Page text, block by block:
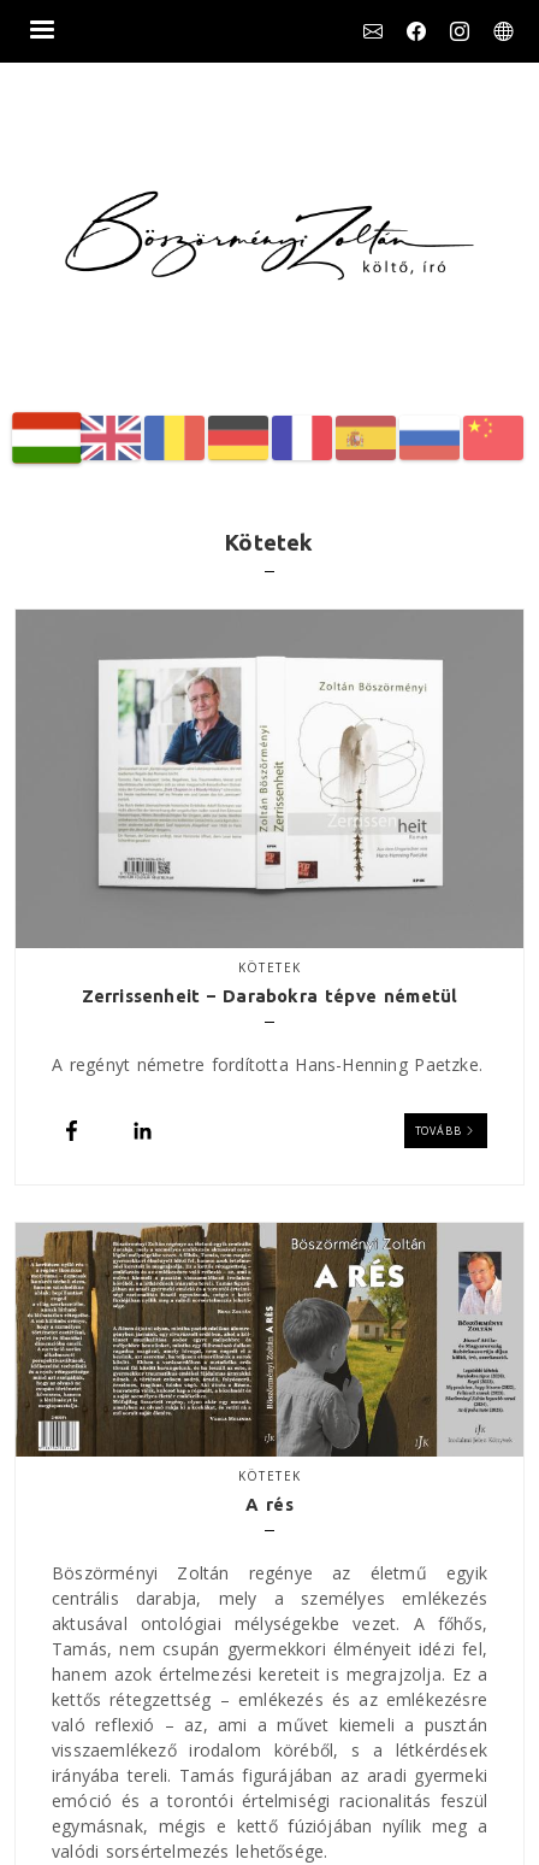
Kötetek
KÖTETEK
Zerrissenheit – Darabokra tépve németül
A regényt németre fordította Hans-Henning Paetzke.
TOVÁBB
KÖTETEK
A rés
Böszörményi Zoltán regénye az életmű egyik
centrális darabja, mely a személyes emlékezés
aktusával ontológiai mélységekbe vezet. A főhős,
Tamás, nem csupán gyermekkori élményeit idézi fel,
hanem azok értelmezési kereteit is megrajzolja. Ez a
kettős rétegzettség – emlékezés és az emlékezésre
való reflexió – az, ami a művet kiemeli a pusztán
visszaemlékező irodalom köréből, s a létkérdések
irányába tereli. Tamás figurájában az aradi gyermeki
emóció és a torontói értelmiségi racionalitás feszül
egymásnak, mégis e kettő fúziójában nyílik meg a
valódi sorsértelmezés lehetősége.